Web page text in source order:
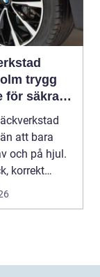
för säkra
runt
att bara
och på hjul.
korrekt
och rege...